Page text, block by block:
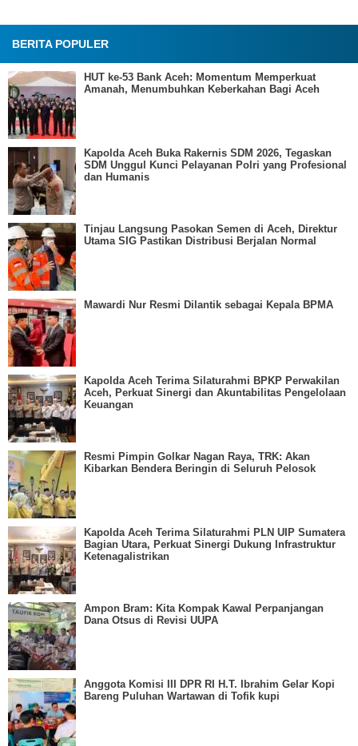
BERITA POPULER
HUT ke-53 Bank Aceh: Momentum Memperkuat
Amanah, Menumbuhkan Keberkahan Bagi Aceh
Kapolda Aceh Buka Rakernis SDM 2026, Tegaskan
SDM Unggul Kunci Pelayanan Polri yang Profesional
dan Humanis
Tinjau Langsung Pasokan Semen di Aceh, Direktur
Utama SIG Pastikan Distribusi Berjalan Normal
Mawardi Nur Resmi Dilantik sebagai Kepala BPMA
Kapolda Aceh Terima Silaturahmi BPKP Perwakilan
Aceh, Perkuat Sinergi dan Akuntabilitas Pengelolaan
Keuangan
Resmi Pimpin Golkar Nagan Raya, TRK: Akan
Kibarkan Bendera Beringin di Seluruh Pelosok
Kapolda Aceh Terima Silaturahmi PLN UIP Sumatera
Bagian Utara, Perkuat Sinergi Dukung Infrastruktur
Ketenagalistrikan
Ampon Bram: Kita Kompak Kawal Perpanjangan
Dana Otsus di Revisi UUPA
Anggota Komisi III DPR RI H.T. Ibrahim Gelar Kopi
Bareng Puluhan Wartawan di Tofik kupi